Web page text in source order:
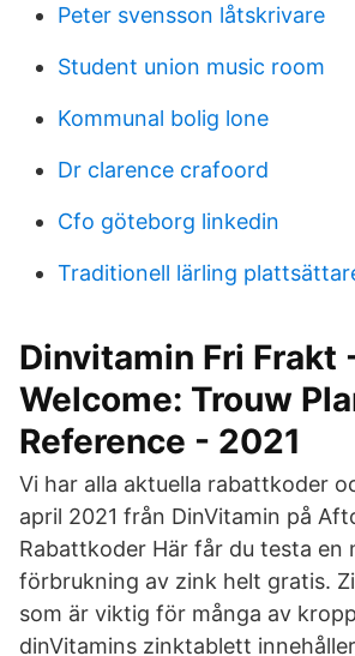
Peter svensson låtskrivare
Student union music room
Kommunal bolig lone
Dr clarence crafoord
Cfo göteborg linkedin
Traditionell lärling
Dinvitamin Fri Frakt
Welcome: Trouw
Reference - 2021
Vi har alla aktuella rabattkoder
april 2021 från DinVitamin på
Rabattkoder Här får du testa en
förbrukning av zink helt gratis.
som är viktig för många av
dinVitamins zinktablett